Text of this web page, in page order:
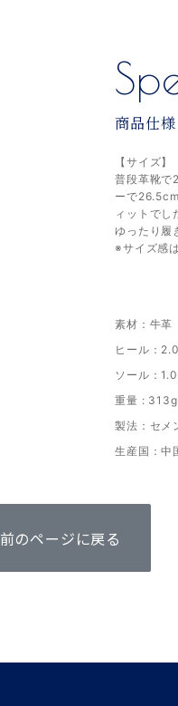
商品仕様
【サイズ】
普段革靴で
ーで
ィットでし
ゆったり履
※サイズ感
素材：牛革
ヒール：
ソール：
重量 : 313g
製法：セメ
生産国：中
前のページに戻る